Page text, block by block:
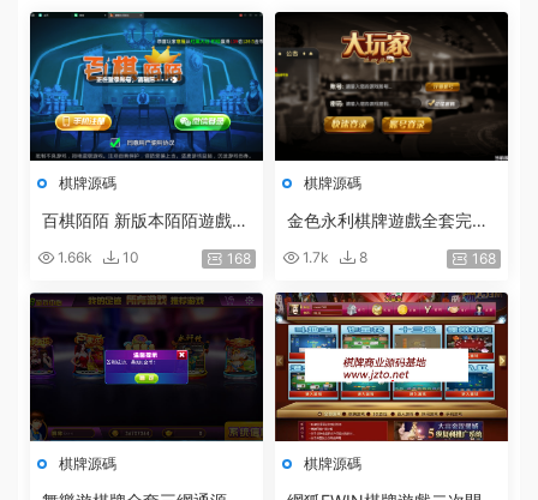
棋牌源碼
百棋陌陌 新版本陌陌遊戲整
019最新陌陌真錢棋牌帶房
卡俱樂部 陌陌修複版組件
1.66k 10 168
棋牌源碼
金色永利棋牌遊戲全套完整
1.7k 8 168
棋牌源碼 棋牌源碼